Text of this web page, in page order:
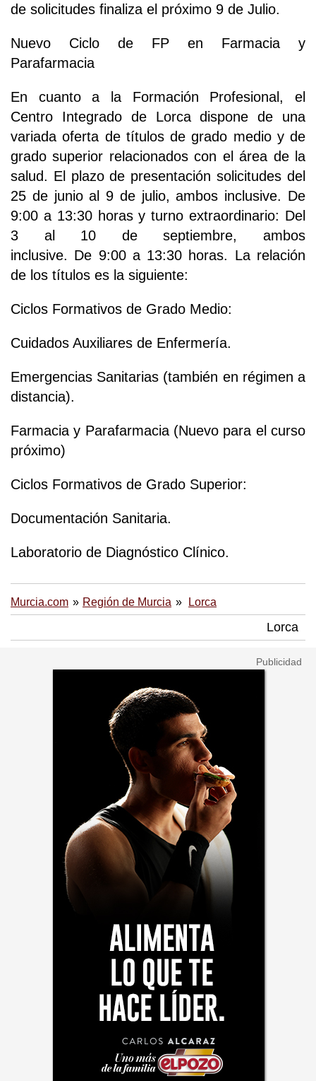
de solicitudes finaliza el próximo 9 de Julio.
Nuevo Ciclo de FP en Farmacia y
Parafarmacia
En cuanto a la Formación Profesional, el
Centro Integrado de Lorca dispone de una
variada oferta de títulos de grado medio y de
grado superior relacionados con el área de la
salud. El plazo de presentación solicitudes del
25 de junio al 9 de julio, ambos inclusive. De
9:00 a 13:30 horas y turno extraordinario: Del
3 al 10 de septiembre, ambos
inclusive. De 9:00 a 13:30 horas. La relación
de los títulos es la siguiente:
Ciclos Formativos de Grado Medio:
Cuidados Auxiliares de Enfermería.
Emergencias Sanitarias (también en régimen a
distancia).
Farmacia y Parafarmacia (Nuevo para el curso
próximo)
Ciclos Formativos de Grado Superior:
Documentación Sanitaria.
Laboratorio de Diagnóstico Clínico.
Murcia.com Región de Murcia Lorca
Lorca